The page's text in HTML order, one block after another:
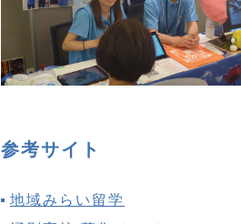
参考サイト
地域みらい留学